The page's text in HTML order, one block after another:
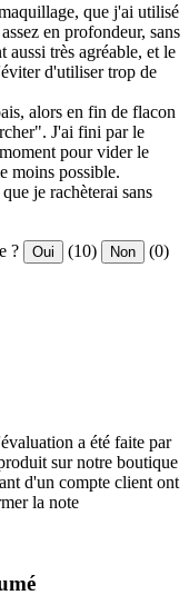
que j'ai utilisé
en profondeur, sans
très agréable, et le
d'utiliser trop de
alors en fin de flacon
J'ai fini par le
pour vider le
moins possible.
je rachèterai sans
? Oui (10) Non (0)
a été faite par
sur notre boutique
d'un compte client ont
la note